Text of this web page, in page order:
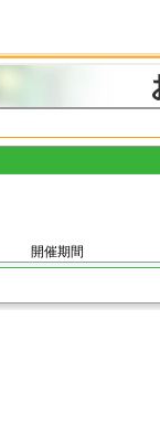
開催期間